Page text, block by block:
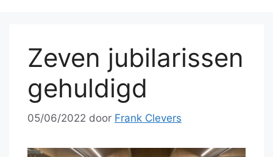
Zeven jubilarissen
gehuldigd
05/06/2022 door Frank Clevers